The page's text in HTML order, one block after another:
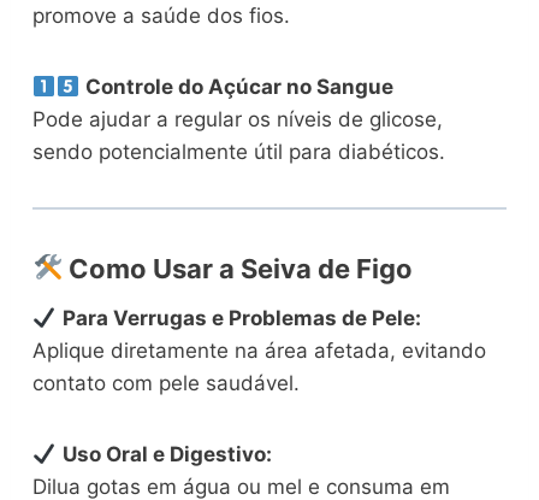
promove a saúde dos fios.
Controle do Açúcar no Sangue
Pode ajudar a regular os níveis de glicose,
sendo potencialmente útil para diabéticos.
Como Usar a Seiva de Figo
Para Verrugas e Problemas de Pele:
Aplique diretamente na área afetada, evitando
contato com pele saudável.
Uso Oral e Digestivo:
Dilua gotas em água ou mel e consuma em